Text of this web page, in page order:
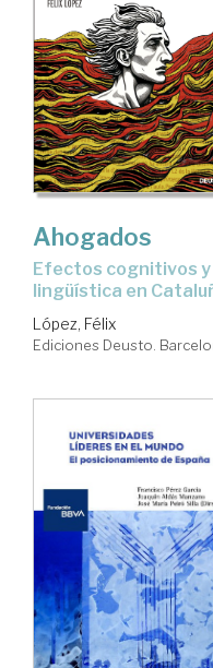
Ahogados
efectos cognitivos y económicos de la inmersión
lingüística en
López, Félix
Ediciones Deusto.